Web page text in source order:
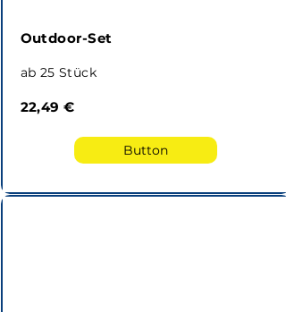
Outdoor-Set
ab 25 Stück
22,49 €
Button